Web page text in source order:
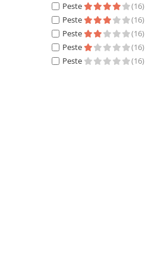
Peste
(16)
Peste
(16)
Peste
(16)
Peste
(16)
Peste
(16)